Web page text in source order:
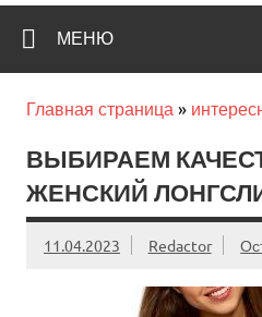
МЕНЮ
Главная страница »
ВЫБИРАЕМ
ЖЕНСКИЙ
11.04.2023 Redactor